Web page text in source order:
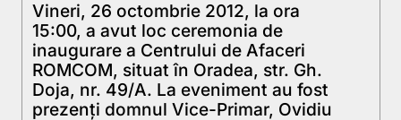
Vineri, 26 octombrie 2012, la ora
15:00, a avut loc ceremonia de
inaugurare a Centrului de Afaceri
ROMCOM, situat în Oradea, str. Gh.
Doja, nr. 49/A. La eveniment au fost
prezenţi domnul Vice-Primar, Ovidiu